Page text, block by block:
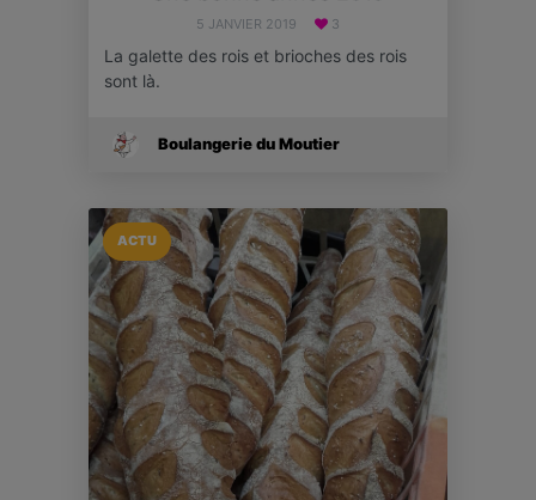
5 JANVIER 2019 3
La galette des rois et brioches des rois
sont là.
Boulangerie du Moutier
ACTU